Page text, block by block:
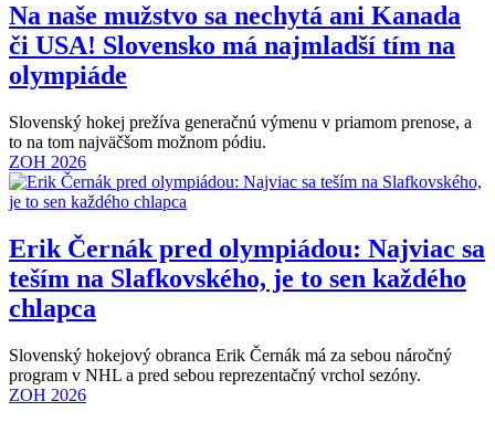
Na naše mužstvo sa nechytá ani Kanada
či USA! Slovensko má najmladší tím na
olympiáde
Slovenský hokej prežíva generačnú výmenu v priamom prenose, a
to na tom najväčšom možnom pódiu.
ZOH 2026
Erik Černák pred olympiádou: Najviac sa
teším na Slafkovského, je to sen každého
chlapca
Slovenský hokejový obranca Erik Černák má za sebou náročný
program v NHL a pred sebou reprezentačný vrchol sezóny.
ZOH 2026